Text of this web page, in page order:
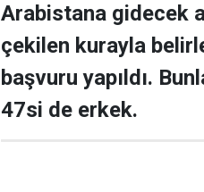
Arabistana gidecek
çekilen kurayla
başvuru yapıldı.
47si de erkek.